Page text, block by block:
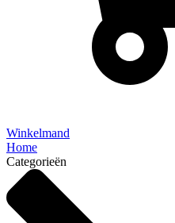
Winkelmand
Home
Categorieën